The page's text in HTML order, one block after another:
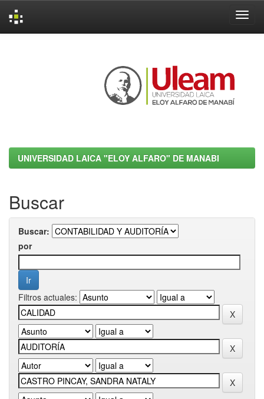
UNIVERSIDAD LAICA "ELOY ALFARO" DE MANABI
Buscar
Buscar:
por
Filtros actuales: